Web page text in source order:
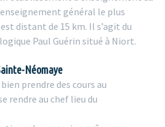
général le plus
distant de 15 km. Il s’agit du
Paul Guérin situé à Niort.
Néomaye
prendre des cours au
rendre au chef lieu du